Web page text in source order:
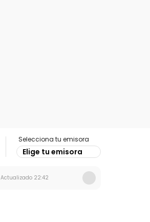
Selecciona tu emisora
Elige tu emisora
Actualizado 22:42